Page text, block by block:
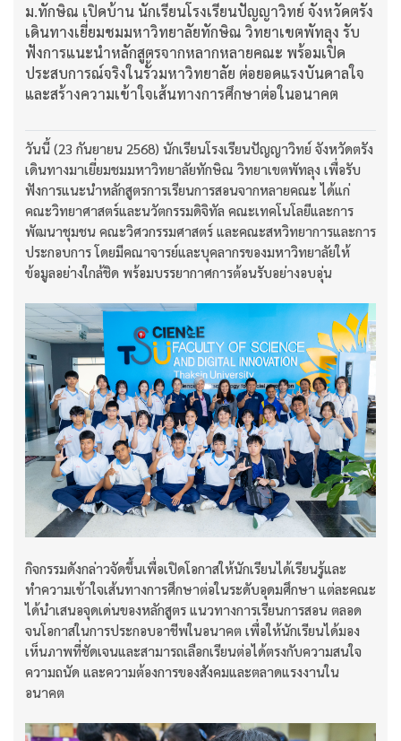
ม.ทักษิณ เปิดบ้าน นักเรียนโรงเรียนปัญญาวิทย์ จังหวัดตรัง
เดินทางเยี่ยมชมมหาวิทยาลัยทักษิณ วิทยาเขตพัทลุง รับ
ฟังการแนะนำหลักสูตรจากหลากหลายคณะ พร้อมเปิด
ประสบการณ์จริงในรั้วมหาวิทยาลัย ต่อยอดแรงบันดาลใจ
และสร้างความเข้าใจเส้นทางการศึกษาต่อในอนาคต
วันนี้ (23 กันยายน 2568) นักเรียนโรงเรียนปัญญาวิทย์ จังหวัดตรัง
เดินทางมาเยี่ยมชมมหาวิทยาลัยทักษิณ วิทยาเขตพัทลุง เพื่อรับ
ฟังการแนะนำหลักสูตรการเรียนการสอนจากหลายคณะ ได้แก่
คณะวิทยาศาสตร์และนวัตกรรมดิจิทัล คณะเทคโนโลยีและการ
พัฒนาชุมชน คณะวิศวกรรมศาสตร์ และคณะสหวิทยาการและการ
ประกอบการ โดยมีคณาจารย์และบุคลากรของมหาวิทยาลัยให้
ข้อมูลอย่างใกล้ชิด พร้อมบรรยากาศการต้อนรับอย่างอบอุ่น
กิจกรรมดังกล่าวจัดขึ้นเพื่อเปิดโอกาสให้นักเรียนได้เรียนรู้และ
ทำความเข้าใจเส้นทางการศึกษาต่อในระดับอุดมศึกษา แต่ละคณะ
ได้นำเสนอจุดเด่นของหลักสูตร แนวทางการเรียนการสอน ตลอด
จนโอกาสในการประกอบอาชีพในอนาคต เพื่อให้นักเรียนได้มอง
เห็นภาพที่ชัดเจนและสามารถเลือกเรียนต่อได้ตรงกับความสนใจ
ความถนัด และความต้องการของสังคมและตลาดแรงงานใน
อนาคต